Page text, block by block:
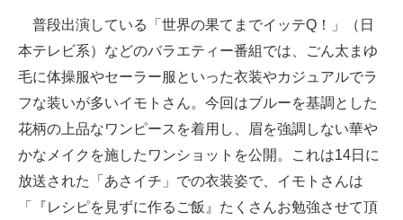
モノづくり技術者専門サイト
エレクトロニクス専門サイト
電子設計の基本と応用
エネルギーの専門メディア
建設×テクノロジーの最前線
普段出演している「世界の果てまでイッテQ！」（日
本テレビ系）などのバラエティー番組では、ごん太まゆ
毛に体操服やセーラー服といった衣装やカジュアルでラ
フな装いが多いイモトさん。今回はブルーを基調とした
花柄の上品なワンピースを着用し、眉を強調しない華や
かなメイクを施したワンショットを公開。これは14日に
放送された「あさイチ」での衣装姿で、イモトさんは
「『レシピを見ずに作るご飯』たくさんお勉強させて頂